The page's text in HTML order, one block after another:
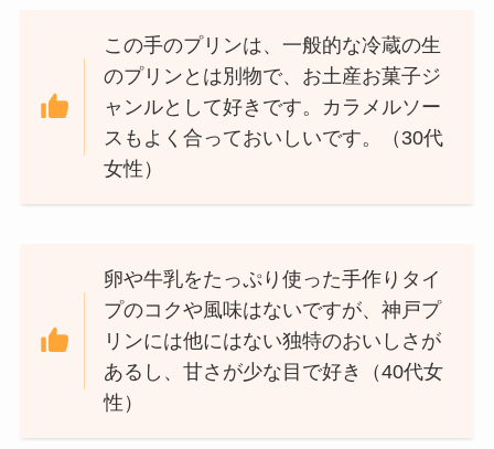
この手のプリンは、一般的な冷蔵の生
のプリンとは別物で、お土産お菓子ジ
ャンルとして好きです。カラメルソー
スもよく合っておいしいです。（30代
女性）
卵や牛乳をたっぷり使った手作りタイ
プのコクや風味はないですが、神戸プ
リンには他にはない独特のおいしさが
あるし、甘さが少な目で好き（40代女
性）